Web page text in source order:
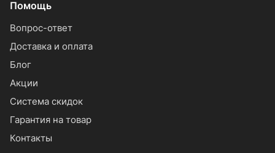
Помощь
Вопрос-ответ
Доставка и оплата
Блог
Акции
Система скидок
Гарантия на товар
Контакты